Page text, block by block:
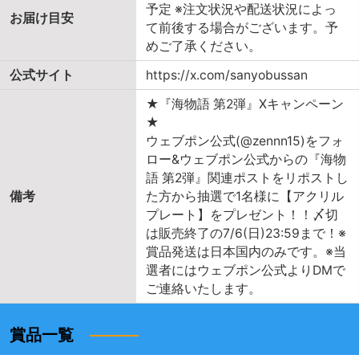
お届け目安
予定 ※注文状況や配送状況によっ
て前後する場合がございます。予
めご了承ください。
公式サイト
https://x.com/sanyobussan
備考
★『海物語 第2弾』Xキャンペーン
★
ウェブポン公式(@zennn15)をフォ
ロー&ウェブポン公式からの『海物
語 第2弾』関連ポストをリポストし
た方から抽選で1名様に【アクリル
プレート】をプレゼント！！〆切
は販売終了の7/6(日)23:59まで！※
賞品発送は日本国内のみです。※当
選者にはウェブポン公式よりDMで
ご連絡いたします。
賞品一覧